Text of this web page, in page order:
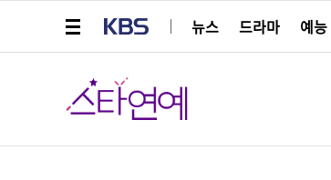
뉴스
드라마 예능
스타연예
페이스북
트위터
네이버
URL복사
글씨 작게보기
글씨 크게보기
해시태그
스타박스